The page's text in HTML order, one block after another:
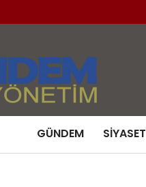
GÜNDEM SIYASET